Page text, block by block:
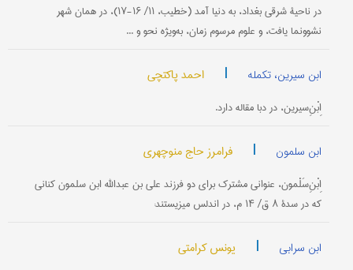
در ناحیۀ شرقی بغداد، به دنیا آمد (خطیب، ۱۱/ ۱۶-۱۷)، در همان شهر
نشوونما یافت، و علوم مرسوم زمان، به‌ویژه نحو و ...
ابن سیرین، تکمله | احمد پاکتچی
اِبْنِ‌سیرین، در دبا مقاله دارد.
ابن سلمون | فرامرز حاج منوچهری
اِبْنِ‌‌سَلْمون، عنوانی مشترک برای دو فرزند علی بن عبدالله ابن سلمون کنانی
که در سدۀ ۸ ق/ ۱۴ م، در اندلس می‎زیستند:
ابن سرابی | یونس کرامتی